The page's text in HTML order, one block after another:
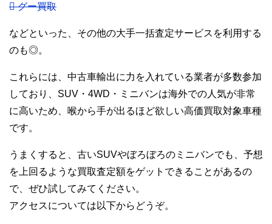
 グー買取
などといった、その他の大手一括査定サービスを利用する
のも◎。
これらには、中古車輸出に力を入れている業者が多数参加
しており、SUV・4WD・ミニバンは海外での人気が非常
に高いため、喉から手が出るほど欲しい高価買取対象車種
です。
うまくすると、古いSUVやぼろぼろのミニバンでも、予想
を上回るような買取査定額をゲットできることがあるの
で、ぜひ試してみてください。
アクセスについては以下からどうぞ。